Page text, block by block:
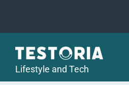
Lifestyle and Tech